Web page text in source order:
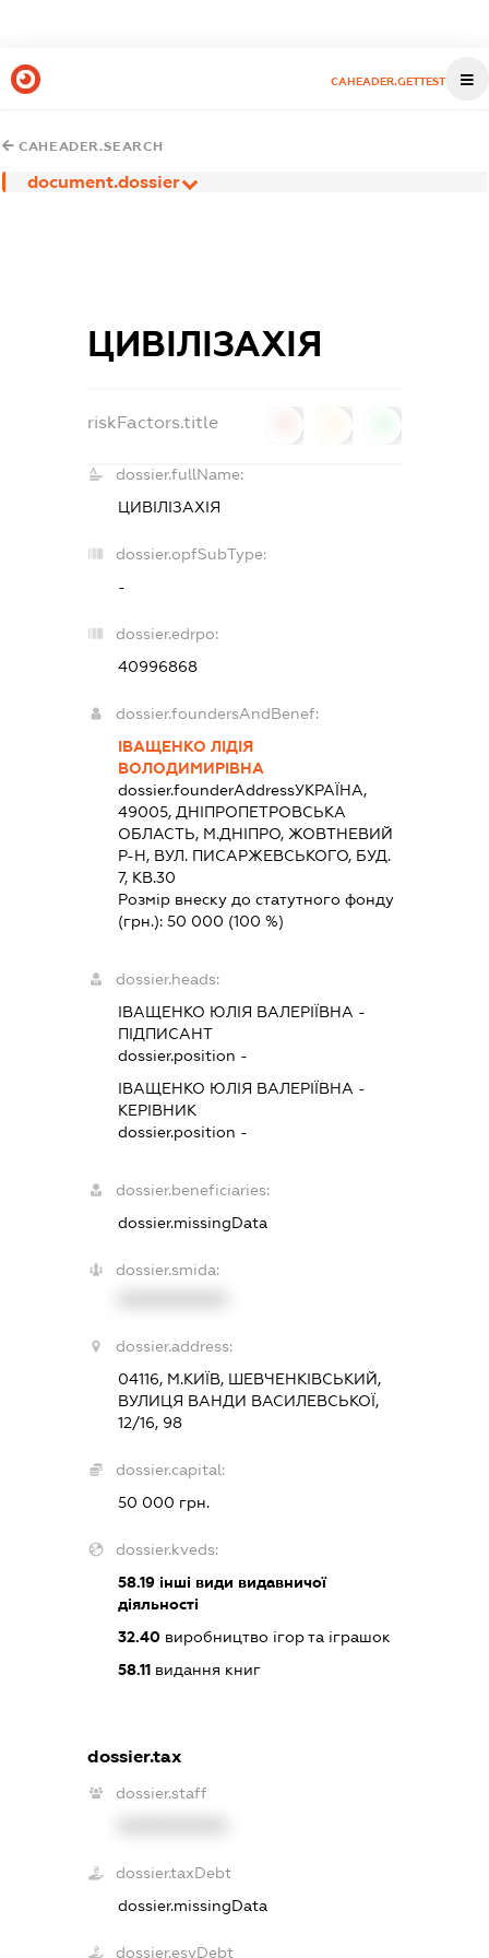
CAHEADER.GETTEST
CAHEADER.SEARCH
document.dossier
ЦИВІЛІЗАХІЯ
riskFactors.title
dossier.fullName:
ЦИВІЛІЗАХІЯ
dossier.opfSubType:
-
dossier.edrpo:
40996868
dossier.foundersAndBenef:
ІВАЩЕНКО ЛІДІЯ
ВОЛОДИМИРІВНА
dossier.founderAddressУКРАЇНА,
49005, ДНIПРОПЕТРОВСЬКА
ОБЛАСТЬ, М.ДНIПРО, ЖОВТНЕВИЙ
Р-Н, ВУЛ. ПИСАРЖЕВСЬКОГО, БУД.
7, КВ.30
Розмір внеску до статутного фонду
(грн.): 50 000 (100 %)
dossier.heads:
ІВАЩЕНКО ЮЛІЯ ВАЛЕРІЇВНА -
ПІДПИСАНТ
dossier.position -
ІВАЩЕНКО ЮЛІЯ ВАЛЕРІЇВНА -
КЕРІВНИК
dossier.position -
dossier.beneficiaries:
dossier.missingData
dossier.smida:
dossier.address:
04116, М.КИЇВ, ШЕВЧЕНКІВСЬКИЙ,
ВУЛИЦЯ ВАНДИ ВАСИЛЕВСЬКОЇ,
12/16, 98
dossier.capital:
50 000 грн.
dossier.kveds:
58.19інші види видавничої
діяльності
32.40виробництво ігор та іграшок
58.11видання книг
dossier.tax
dossier.staff
dossier.taxDebt
dossier.missingData
dossier.esvDebt